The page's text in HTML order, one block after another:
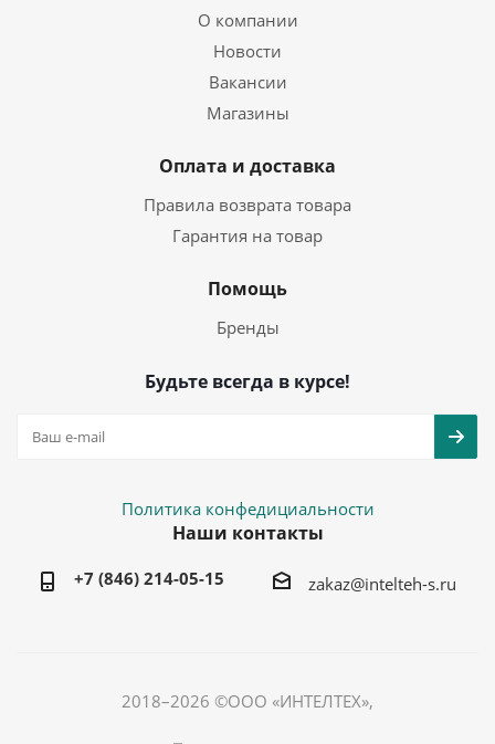
О компании
Новости
Вакансии
Магазины
Оплата и доставка
Правила возврата товара
Гарантия на товар
Помощь
Бренды
Будьте всегда в курсе!
Политика конфедициальности
Наши контакты
+7 (846) 214-05-15 zakaz@intelteh-s.ru
2018–2026 ©ООО «ИНТЕЛТЕХ»,